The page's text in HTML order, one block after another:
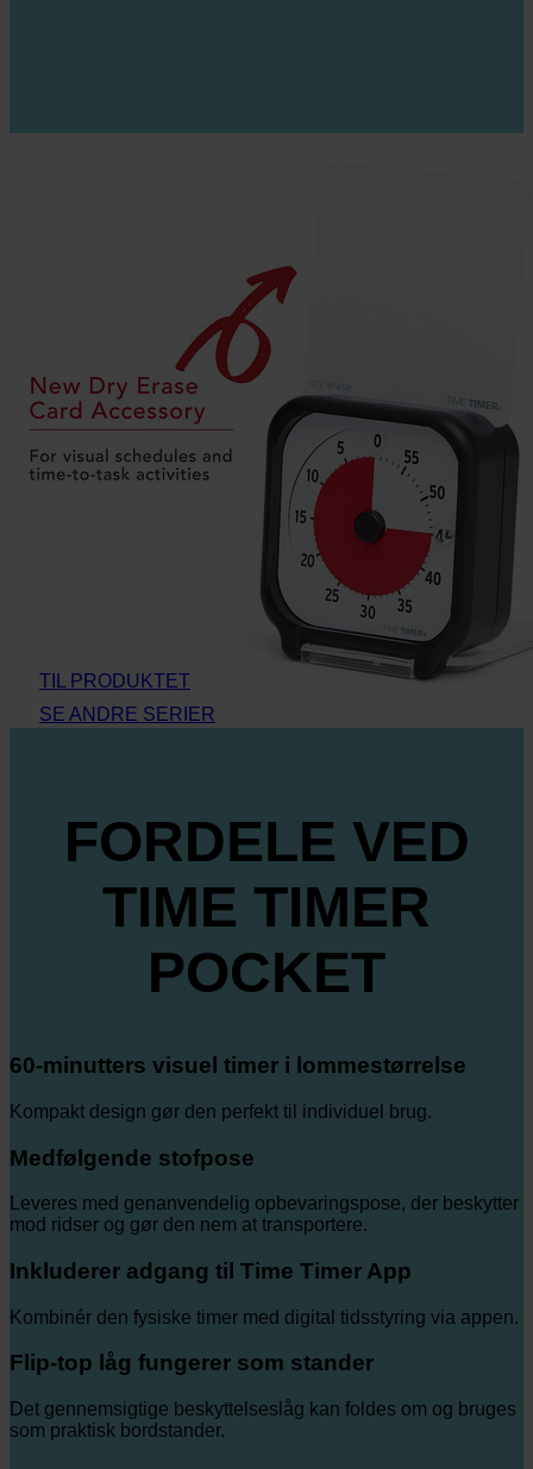
TIL PRODUKTET
SE ANDRE SERIER
FORDELE VED
TIME TIMER
POCKET
60-minutters visuel timer i lommestørrelse
Kompakt design gør den perfekt til individuel brug.
Medfølgende stofpose
Leveres med genanvendelig opbevaringspose, der beskytter
mod ridser og gør den nem at transportere.
Inkluderer adgang til Time Timer App
Kombinér den fysiske timer med digital tidsstyring via appen.
Flip-top låg fungerer som stander
Det gennemsigtige beskyttelseslåg kan foldes om og bruges
som praktisk bordstander.